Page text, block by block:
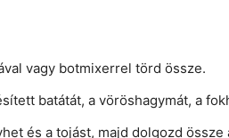
vagy botmixerrel törd össze.
batátát, a vöröshagymát, a
és a tojást, majd dolgozd össze